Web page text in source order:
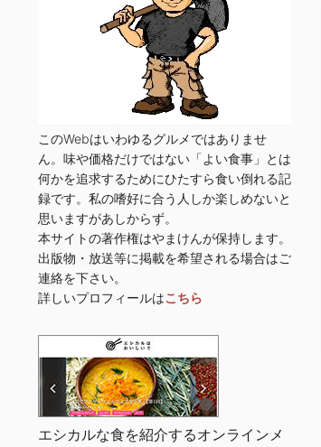
このWebはいわゆるグルメではありませ
ん。味や価格だけではない「よい食事」とは
何かを追求するためにひたすら食い倒れる記
録です。私の嗜好に合う人しか楽しめないと
思いますがあしからず。
本サイトの著作権はやまけんが保持します。
出版物・放送等に掲載を希望される場合はご
連絡を下さい。
詳しいプロフィールはこちら
エシカルな食を紹介するオンラインメ